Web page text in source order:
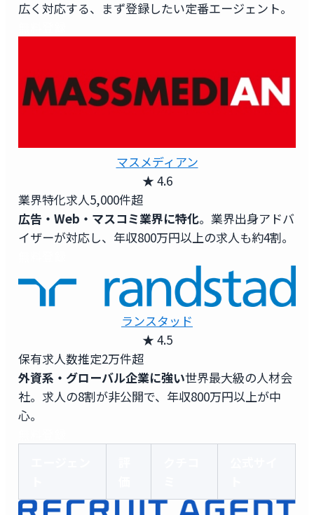
広く対応する、まず登録したい定番エージェント。
マスメディアン
★ 4.6
業界特化求人5,000件超
広告・Web・マスコミ業界に特化。業界出身アドバ
イザーが対応し、年収800万円以上の求人も約4割。
ランスタッド
★ 4.5
保有求人数推定2万件超
外資系・グローバル企業に強い世界最大級の人材会
社。求人の8割が非公開で、年収800万円以上が中
心。